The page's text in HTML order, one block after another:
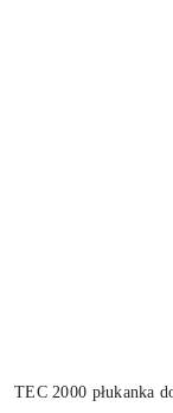
TEC 2000 płukanka